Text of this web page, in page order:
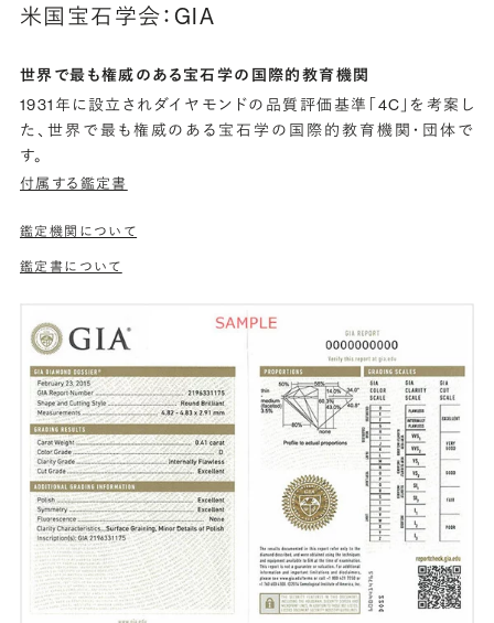
米国宝石学会：GIA
世界で最も権威のある宝石学の国際的教育機関
1931年に設立されダイヤモンドの品質評価基準「4C」を考案し
た、世界で最も権威のある宝石学の国際的教育機関・団体で
す。
付属する鑑定書
鑑定機関について
鑑定書について